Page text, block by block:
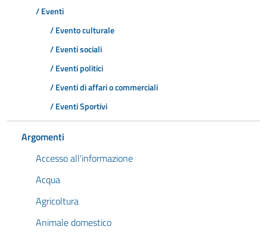
/ Eventi
/ Evento culturale
/ Eventi sociali
/ Eventi politici
/ Eventi di affari o commerciali
/ Eventi Sportivi
Argomenti
Accesso all'informazione
Acqua
Agricoltura
Animale domestico